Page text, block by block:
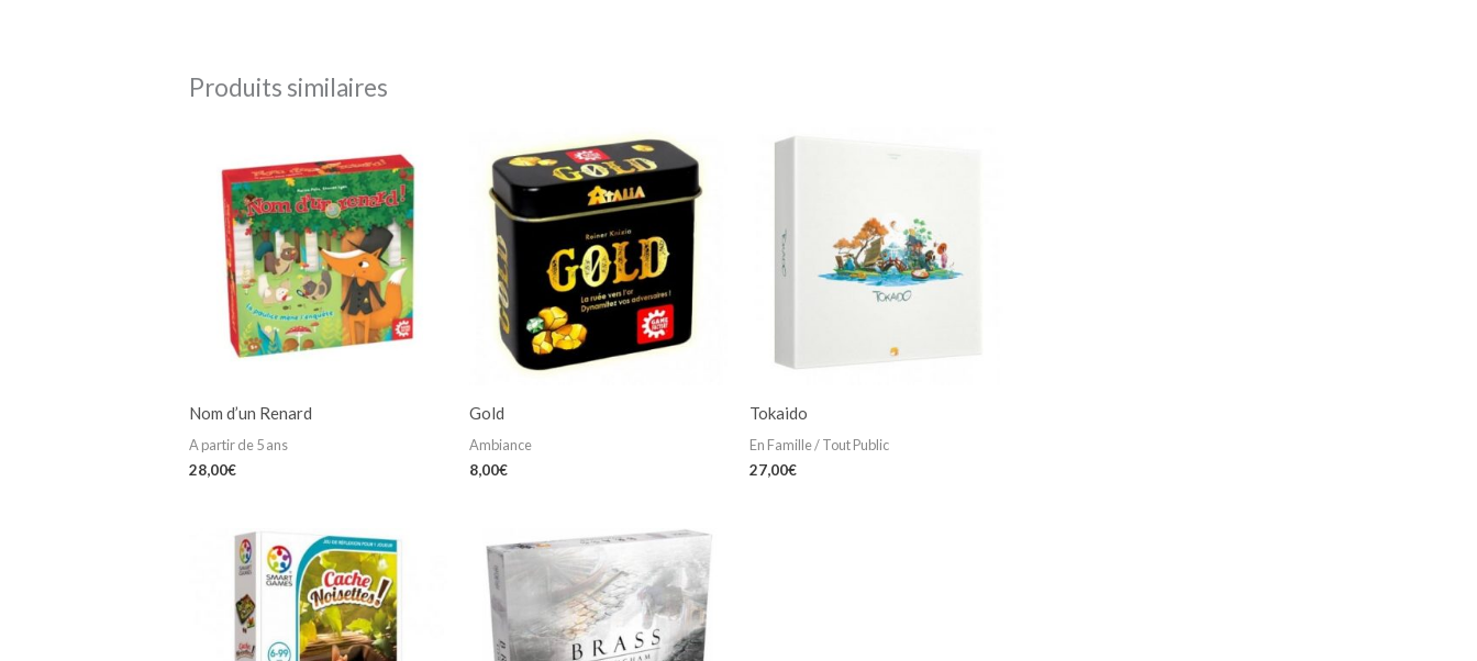
Produits similaires
Nom d’un Renard
A partir de 5 ans
28,00€
Gold
Ambiance
8,00€
Tokaido
En Famille / Tout Public
27,00€